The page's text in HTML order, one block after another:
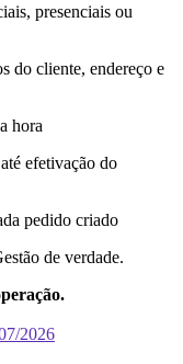
presenciais ou
do cliente, endereço e
hora
efetivação do
pedido criado
de verdade.
2026